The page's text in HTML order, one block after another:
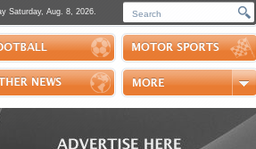
Saturday, Aug. 8, 2026.
Polls